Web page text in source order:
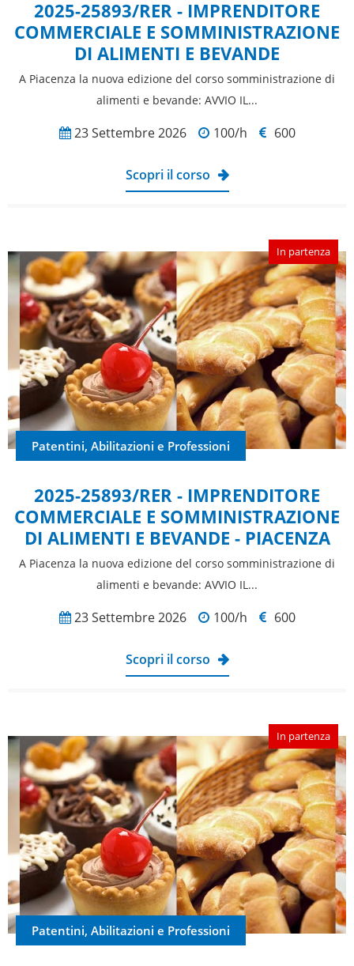
2025-25893/RER - IMPRENDITORE
COMMERCIALE E SOMMINISTRAZIONE
DI ALIMENTI E BEVANDE
A Piacenza la nuova edizione del corso somministrazione di
alimenti e bevande: AVVIO IL...
23 Settembre 2026 100/h 600
Scopri il corso
In partenza
Patentini, Abilitazioni e Professioni
2025-25893/RER - IMPRENDITORE
COMMERCIALE E SOMMINISTRAZIONE
DI ALIMENTI E BEVANDE - PIACENZA
A Piacenza la nuova edizione del corso somministrazione di
alimenti e bevande: AVVIO IL...
23 Settembre 2026 100/h 600
Scopri il corso
In partenza
Patentini, Abilitazioni e Professioni